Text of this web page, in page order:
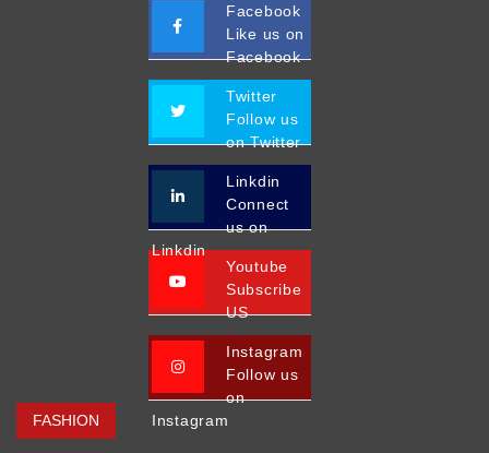
FASHION
Facebook
Like us on
Facebook
Twitter
Follow us
on Twitter
Linkdin
Connect
us on
Linkdin
Youtube
Subscribe
US
Instagram
Follow us
on
Instagram